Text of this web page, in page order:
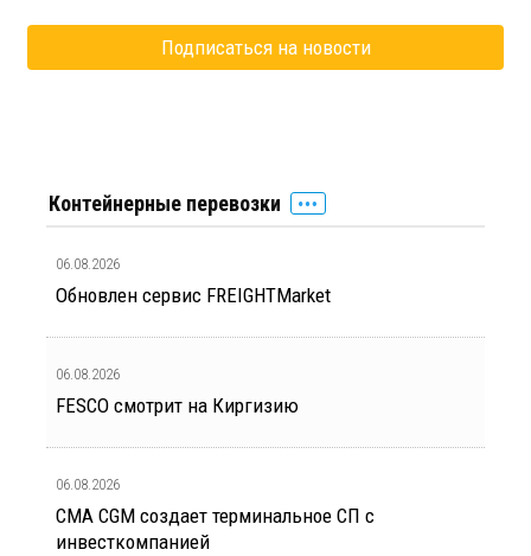
Контейнерные перевозки
06.08.2026
Обновлен сервис FREIGHTMarket
06.08.2026
FESCO смотрит на Киргизию
06.08.2026
CMA CGM создает терминальное СП с
инвесткомпанией